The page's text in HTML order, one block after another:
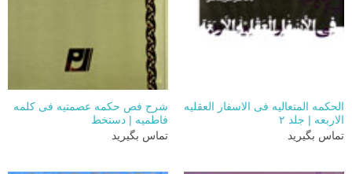
الحکمه المتعالیه فی الاسفار العقلیه
الاربعه | جلد ۲
تماس بگیرید
شرح فص حکمه عصمتیه فی کلمه
فاطمیه | دستخط
تماس بگیرید